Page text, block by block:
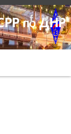
СРР по ДНР